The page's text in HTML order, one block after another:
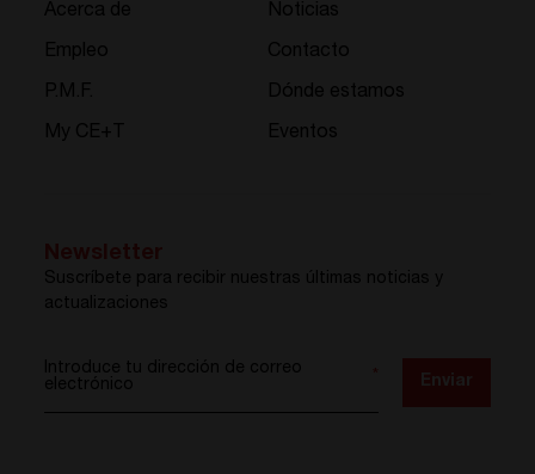
Acerca de
Empleo
P.M.F.
My CE+T
Noticias
Contacto
Dónde estamos
Eventos
Suscríbete para recibir nuestras últimas noticias y
actualizaciones
Introduce tu dirección de correo
electrónico